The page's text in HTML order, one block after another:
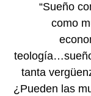
“Sueño
como
tanta
¿Pueden las